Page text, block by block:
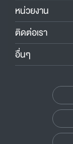
หน่วยงาน
ติดต่อเรา
อื่นๆ